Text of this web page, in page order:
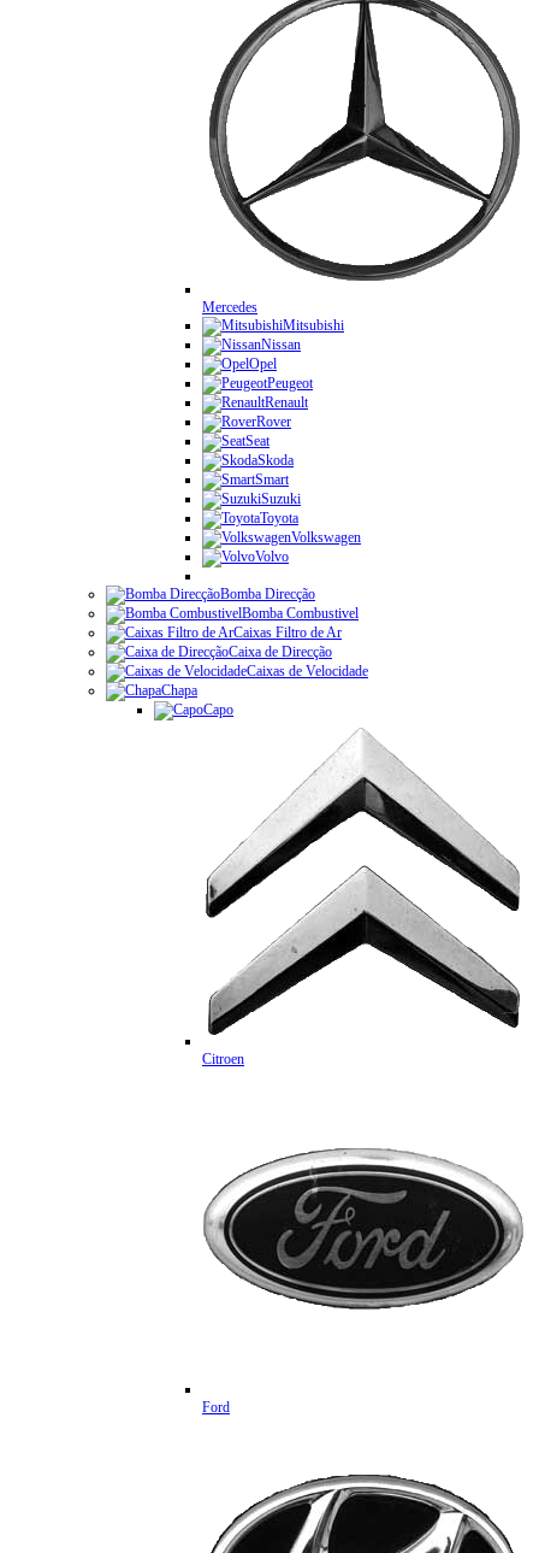
Mercedes
Mitsubishi
Nissan
Opel
Peugeot
Renault
Rover
Seat
Skoda
Smart
Suzuki
Toyota
Volkswagen
Volvo
Bomba Direcção
Bomba Combustivel
Caixas Filtro de Ar
Caixa de Direcção
Caixas de Velocidade
Chapa
Capo
Citroen
Ford